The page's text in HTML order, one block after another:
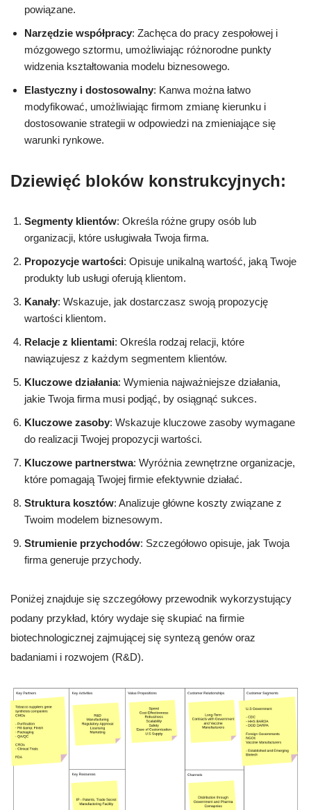
powiązane.
Narzędzie współpracy: Zachęca do pracy zespołowej i
mózgowego sztormu, umożliwiając różnorodne punkty
widzenia kształtowania modelu biznesowego.
Elastyczny i dostosowalny: Kanwa można łatwo
modyfikować, umożliwiając firmom zmianę kierunku i
dostosowanie strategii w odpowiedzi na zmieniające się
warunki rynkowe.
Dziewięć bloków konstrukcyjnych:
Segmenty klientów: Określa różne grupy osób lub
organizacji, które usługiwała Twoja firma.
Propozycje wartości: Opisuje unikalną wartość, jaką Twoje
produkty lub usługi oferują klientom.
Kanały: Wskazuje, jak dostarczasz swoją propozycję
wartości klientom.
Relacje z klientami: Określa rodzaj relacji, które
nawiązujesz z każdym segmentem klientów.
Kluczowe działania: Wymienia najważniejsze działania,
jakie Twoja firma musi podjąć, by osiągnąć sukces.
Kluczowe zasoby: Wskazuje kluczowe zasoby wymagane
do realizacji Twojej propozycji wartości.
Kluczowe partnerstwa: Wyróżnia zewnętrzne organizacje,
które pomagają Twojej firmie efektywnie działać.
Struktura kosztów: Analizuje główne koszty związane z
Twoim modelem biznesowym.
Strumienie przychodów: Szczegółowo opisuje, jak Twoja
firma generuje przychody.
Poniżej znajduje się szczegółowy przewodnik wykorzystujący
podany przykład, który wydaje się skupiać na firmie
biotechnologicznej zajmującej się syntezą genów oraz
badaniami i rozwojem (R&D).